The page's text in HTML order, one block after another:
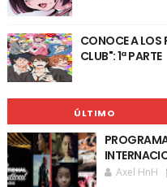
CONOCE A LOS
CLUB": 1ª PARTE
ÚLTIMO
Axel HnH